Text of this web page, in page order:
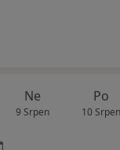
Ne
9 Srpen
Po
10 Srpen